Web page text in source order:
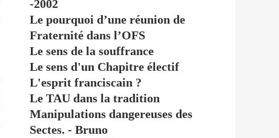
-2002
Le pourquoi d’une réunion de
Fraternité dans l’OFS
Le sens de la souffrance
Le sens d'un Chapitre électif
L'esprit franciscain ?
Le TAU dans la tradition
Manipulations dangereuses des
Sectes. - Bruno